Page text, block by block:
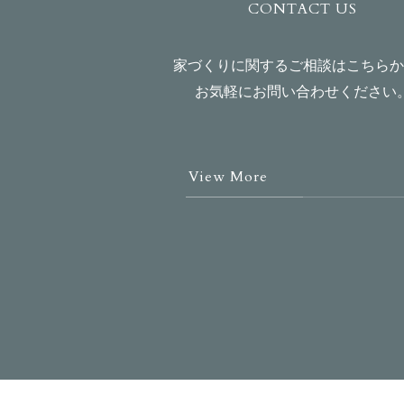
CONTACT US
家づくりに関するご相談はこちらか
お気軽にお問い合わせください。
View More